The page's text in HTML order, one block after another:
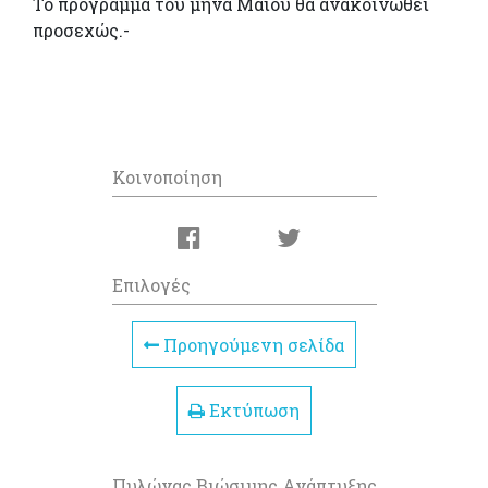
προσεχώς.-
Κοινοποίηση
Επιλογές
Προηγούμενη σελίδα
Εκτύπωση